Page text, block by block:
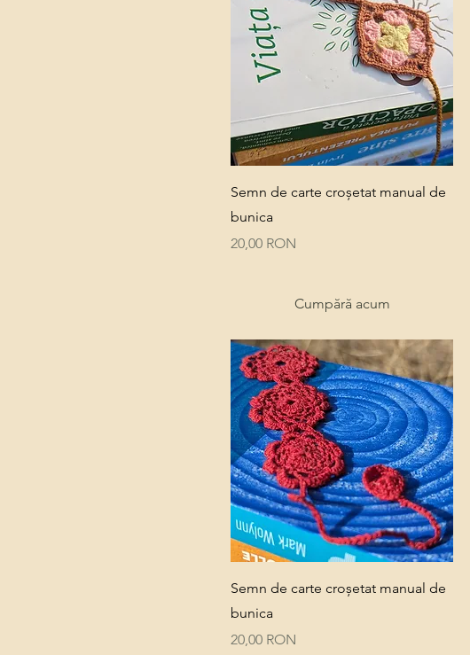
Quick View
Semn de carte croșetat manual de
bunica
Price
20,00 RON
Cumpără acum
Quick View
Semn de carte croșetat manual de
bunica
Price
20,00 RON